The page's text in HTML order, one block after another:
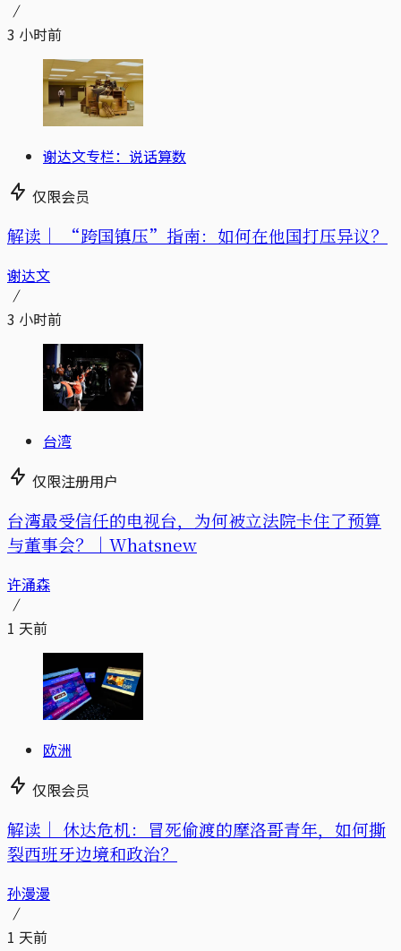
3 小时前
谢达文专栏：说话算数
仅限会员
解读｜ “跨国镇压”指南：如何在他国打压异议？
谢达文
3 小时前
台湾
仅限注册用户
台湾最受信任的电视台，为何被立法院卡住了预算
与董事会？｜Whatsnew
许涌森
1 天前
欧洲
仅限会员
解读｜ 休达危机：冒死偷渡的摩洛哥青年，如何撕
裂西班牙边境和政治？
孙漫漫
1 天前